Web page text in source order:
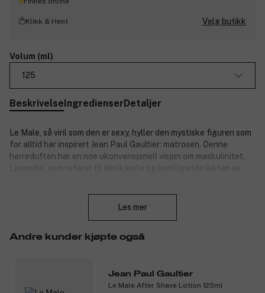
Klikk & Hent Velg butikk
Volum (ml)
125
BeskrivelseIngredienserDetaljer
Le Male, så viril som den er sexy, hyller den mystiske figuren som
for alltid har inspirert Jean Paul Gaultier: matrosen. Denne
herreduften har en noe ukonvensjonell visjon om maskulinitet.
Lavendel, som referer til den kjente og beroligende lukten av
Toppnote: Mint
Hjertenote: Lavendel
3104175
Les mer
Andre kunder kjøpte også
Jean Paul Gaultier
Le Male After Shave Lotion 125ml